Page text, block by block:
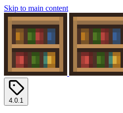
Skip to main content
4.0.1